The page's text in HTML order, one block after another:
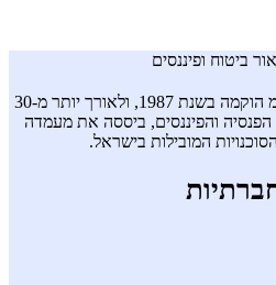
ק.מ. דנאור סוכנות לביטוח בע"מ הוקמה בשנת 1987, ולאורך יותר מ-30
והפיננסים, ביססה את מעמדה
המובילות בישראל.